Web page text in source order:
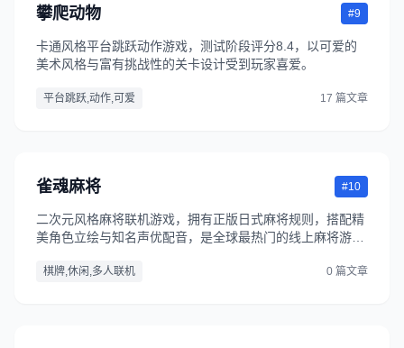
攀爬动物 #9
卡通风格平台跳跃动作游戏，测试阶段评分8.4，以可爱的
美术风格与富有挑战性的关卡设计受到玩家喜爱。
平台跳跃,动作,可爱 17 篇文章
雀魂麻将 #10
二次元风格麻将联机游戏，拥有正版日式麻将规则，搭配精
美角色立绘与知名声优配音，是全球最热门的线上麻将游戏
棋牌,休闲,多人联机 0 篇文章